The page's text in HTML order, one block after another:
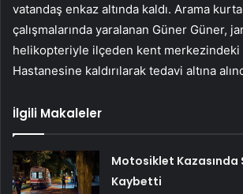
vatandaş enkaz altında kaldı. Arama
çalışmalarında yaralanan Güner Güner,
helikopteriyle ilçeden kent merkezindeki
Hastanesine kaldırılarak tedavi altına
İlgili Makaleler
Motosiklet Kazasında
Kaybetti